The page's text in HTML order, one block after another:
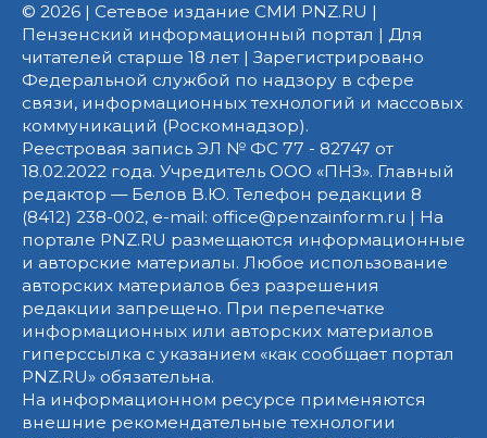
© 2026 | Сетевое издание СМИ PNZ.RU |
Пензенский информационный портал | Для
читателей старше 18 лет | Зарегистрировано
Федеральной службой по надзору в сфере
связи, информационных технологий и массовых
коммуникаций (Роскомнадзор).
Реестровая запись ЭЛ № ФС 77 - 82747 от
18.02.2022 года. Учредитель ООО «ПНЗ». Главный
редактор — Белов В.Ю. Телефон редакции 8
(8412) 238-002, e-mail: office@penzainform.ru | На
портале PNZ.RU размещаются информационные
и авторские материалы. Любое использование
авторских материалов без разрешения
редакции запрещено. При перепечатке
информационных или авторских материалов
гиперссылка с указанием «как сообщает портал
PNZ.RU» обязательна.
На информационном ресурсе применяются
внешние рекомендательные технологии